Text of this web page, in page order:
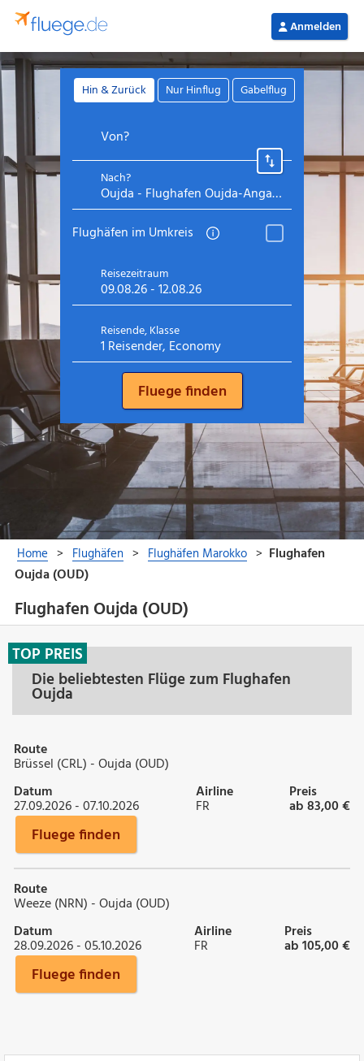
Flughafen Oujda (OUD)
Die beliebtesten Flüge zum Flughafen
Oujda
TOP PREIS
Route
Brüssel (CRL) - Oujda (OUD)
Datum
27.09.2026 - 07.10.2026
Airline
FR
Preis
ab 83,00 €
Fluege finden
Route
Weeze (NRN) - Oujda (OUD)
Datum
28.09.2026 - 05.10.2026
Airline
FR
Preis
ab 105,00 €
Fluege finden